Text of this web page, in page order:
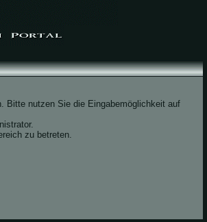
Bitte nutzen Sie die Eingabemöglichkeit auf
zu betreten.